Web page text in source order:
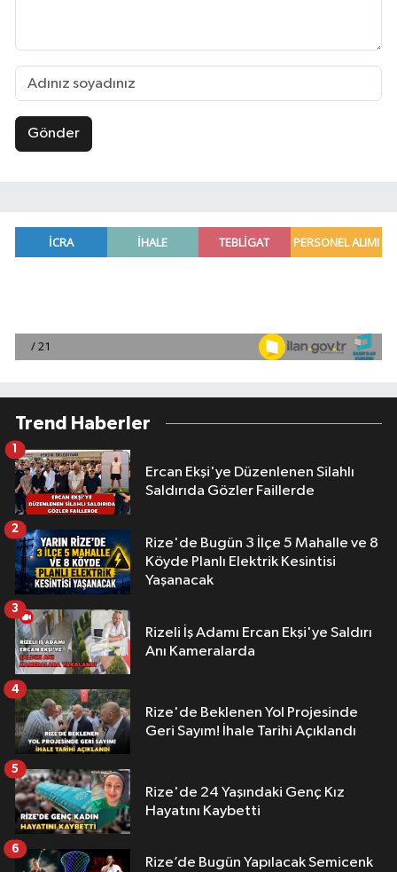
Gönder
Trend Haberler
Ercan Ekşi'ye Düzenlenen Silahlı
Saldırıda Gözler Faillerde
1
Rize'de Bugün 3 İlçe 5 Mahalle ve 8
Köyde Planlı Elektrik Kesintisi
Yaşanacak
2
Rizeli İş Adamı Ercan Ekşi'ye Saldırı
Anı Kameralarda
3
Rize'de Beklenen Yol Projesinde
Geri Sayım! İhale Tarihi Açıklandı
4
Rize'de 24 Yaşındaki Genç Kız
Hayatını Kaybetti
5
Rize’de Bugün Yapılacak Semicenk
6